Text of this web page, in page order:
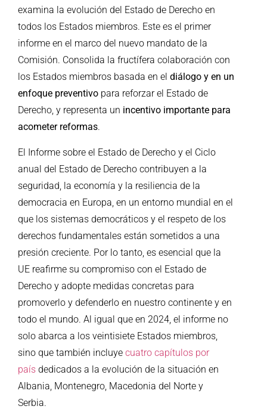
examina la evolución del Estado de Derecho en
todos los Estados miembros. Este es el primer
informe en el marco del nuevo mandato de la
Comisión. Consolida la fructífera colaboración con
los Estados miembros basada en el diálogo y en un
enfoque preventivo para reforzar el Estado de
Derecho, y representa un incentivo importante para
acometer reformas.
El Informe sobre el Estado de Derecho y el Ciclo
anual del Estado de Derecho contribuyen a la
seguridad, la economía y la resiliencia de la
democracia en Europa, en un entorno mundial en el
que los sistemas democráticos y el respeto de los
derechos fundamentales están sometidos a una
presión creciente. Por lo tanto, es esencial que la
UE reafirme su compromiso con el Estado de
Derecho y adopte medidas concretas para
promoverlo y defenderlo en nuestro continente y en
todo el mundo. Al igual que en 2024, el informe no
solo abarca a los veintisiete Estados miembros,
sino que también incluye cuatro capítulos por
país dedicados a la evolución de la situación en
Albania, Montenegro, Macedonia del Norte y
Serbia.